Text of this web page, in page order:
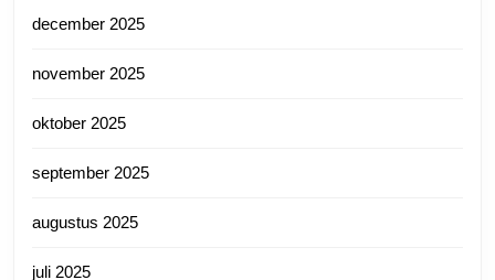
december 2025
november 2025
oktober 2025
september 2025
augustus 2025
juli 2025